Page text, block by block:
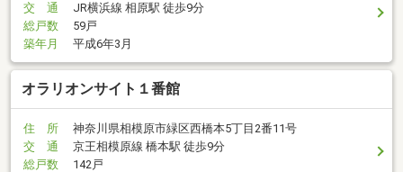
交 通
JR横浜線 相原駅 徒歩9分
総戸数
59戸
築年月
平成6年3月
オラリオンサイト１番館
住 所
神奈川県相模原市緑区西橋本5丁目2番11号
交 通
京王相模原線 橋本駅 徒歩9分
総戸数
142戸